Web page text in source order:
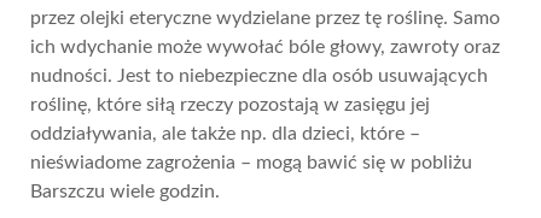
przez olejki eteryczne wydzielane przez tę roślinę. Samo
ich wdychanie może wywołać bóle głowy, zawroty oraz
nudności. Jest to niebezpieczne dla osób usuwających
roślinę, które siłą rzeczy pozostają w zasięgu jej
oddziaływania, ale także np. dla dzieci, które –
nieświadome zagrożenia – mogą bawić się w pobliżu
Barszczu wiele godzin.